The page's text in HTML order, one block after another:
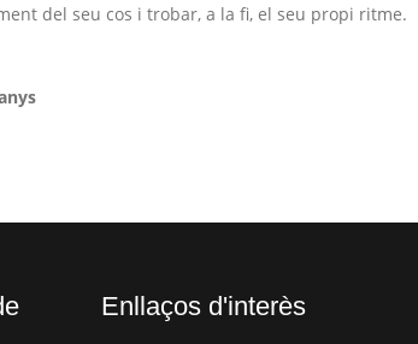
del seu cos i trobar, a la fi, el seu propi ritme.
Enllaços d'interès